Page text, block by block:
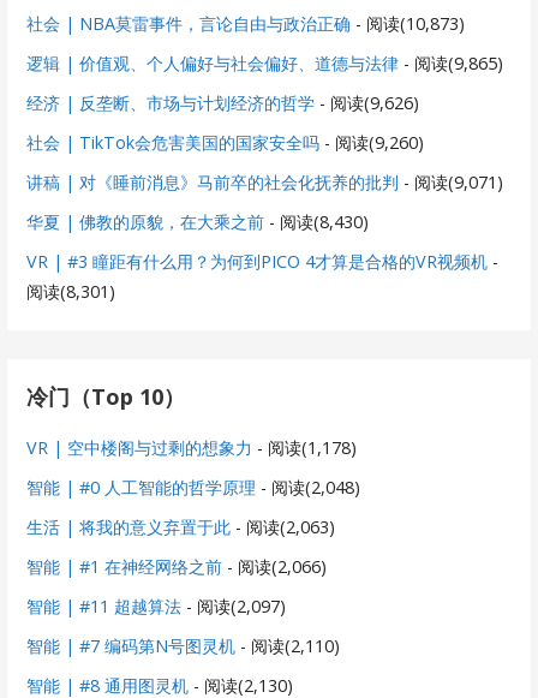
社会 | NBA莫雷事件，言论自由与政治正确 - 阅读(10,873)
逻辑 | 价值观、个人偏好与社会偏好、道德与法律 - 阅读(9,865)
经济 | 反垄断、市场与计划经济的哲学 - 阅读(9,626)
社会 | TikTok会危害美国的国家安全吗 - 阅读(9,260)
讲稿 | 对《睡前消息》马前卒的社会化抚养的批判 - 阅读(9,071)
华夏 | 佛教的原貌，在大乘之前 - 阅读(8,430)
VR | #3 瞳距有什么用？为何到PICO 4才算是合格的VR视频机 -
阅读(8,301)
冷门（Top 10）
VR | 空中楼阁与过剩的想象力 - 阅读(1,178)
智能 | #0 人工智能的哲学原理 - 阅读(2,048)
生活 | 将我的意义弃置于此 - 阅读(2,063)
智能 | #1 在神经网络之前 - 阅读(2,066)
智能 | #11 超越算法 - 阅读(2,097)
智能 | #7 编码第N号图灵机 - 阅读(2,110)
智能 | #8 通用图灵机 - 阅读(2,130)